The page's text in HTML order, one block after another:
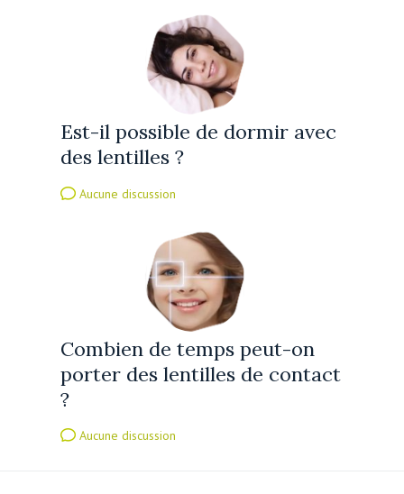
Est-il possible de dormir avec
des lentilles ?
Aucune discussion
Combien de temps peut-on
porter des lentilles de contact
?
Aucune discussion